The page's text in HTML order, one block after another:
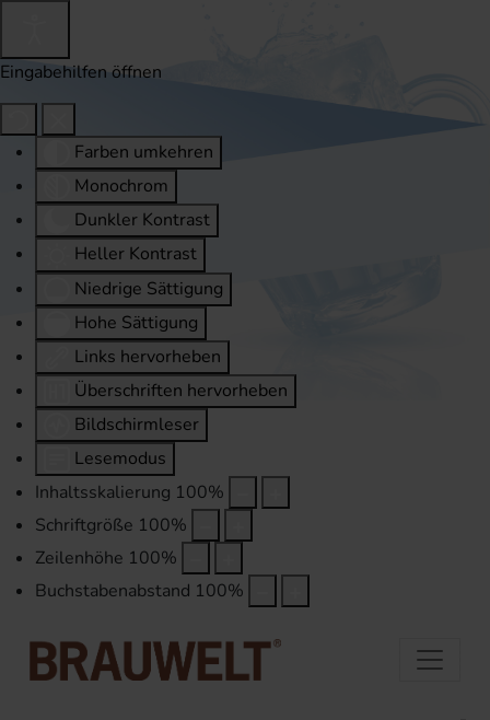
Eingabehilfen öffnen
Farben umkehren
Monochrom
Dunkler Kontrast
Heller Kontrast
Niedrige Sättigung
Hohe Sättigung
Links hervorheben
Überschriften hervorheben
Bildschirmleser
Lesemodus
Inhaltsskalierung 100%
Schriftgröße 100%
Zeilenhöhe 100%
Buchstabenabstand 100%